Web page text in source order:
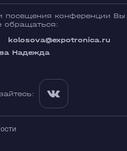
посещения конференции Вы
обращаться:
kolosova@expotronica.ru
Надежда